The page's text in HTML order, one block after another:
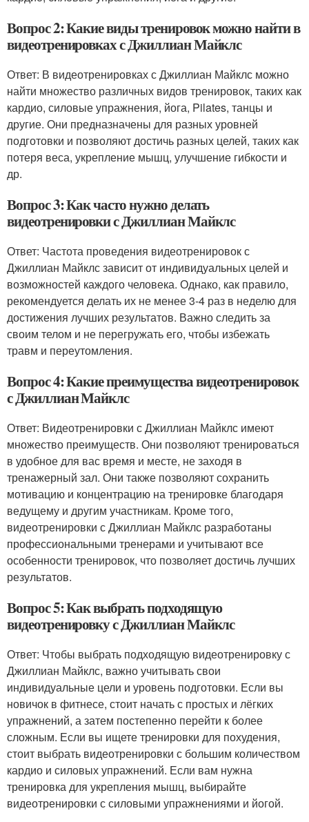
Вопрос 2: Какие виды тренировок можно найти в
видеотренировках с Джиллиан Майклс
Ответ: В видеотренировках с Джиллиан Майклс можно
найти множество различных видов тренировок, таких как
кардио, силовые упражнения, йога, Pilates, танцы и
другие. Они предназначены для разных уровней
подготовки и позволяют достичь разных целей, таких как
потеря веса, укрепление мышц, улучшение гибкости и
др.
Вопрос 3: Как часто нужно делать
видеотренировки с Джиллиан Майклс
Ответ: Частота проведения видеотренировок с
Джиллиан Майклс зависит от индивидуальных целей и
возможностей каждого человека. Однако, как правило,
рекомендуется делать их не менее 3-4 раз в неделю для
достижения лучших результатов. Важно следить за
своим телом и не перегружать его, чтобы избежать
травм и переутомления.
Вопрос 4: Какие преимущества видеотренировок
с Джиллиан Майклс
Ответ: Видеотренировки с Джиллиан Майклс имеют
множество преимуществ. Они позволяют тренироваться
в удобное для вас время и месте, не заходя в
тренажерный зал. Они также позволяют сохранить
мотивацию и концентрацию на тренировке благодаря
ведущему и другим участникам. Кроме того,
видеотренировки с Джиллиан Майклс разработаны
профессиональными тренерами и учитывают все
особенности тренировок, что позволяет достичь лучших
результатов.
Вопрос 5: Как выбрать подходящую
видеотренировку с Джиллиан Майклс
Ответ: Чтобы выбрать подходящую видеотренировку с
Джиллиан Майклс, важно учитывать свои
индивидуальные цели и уровень подготовки. Если вы
новичок в фитнесе, стоит начать с простых и лёгких
упражнений, а затем постепенно перейти к более
сложным. Если вы ищете тренировки для похудения,
стоит выбрать видеотренировки с большим количеством
кардио и силовых упражнений. Если вам нужна
тренировка для укрепления мышц, выбирайте
видеотренировки с силовыми упражнениями и йогой.